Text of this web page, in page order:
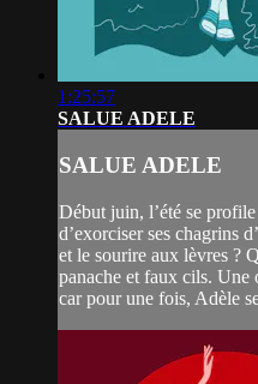
1:25:57
SALUE ADELE
SALUE ADELE
Début juin, l’été se
d’exorciser ses chagrins
et le sourire aux lèvres ?
panache et faux cils. Une
car pour une fois, Adèle